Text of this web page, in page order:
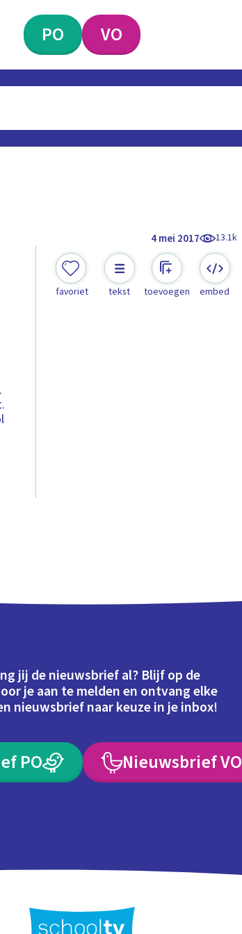
PO VO
4 mei 2017 13.1k
favoriet tekst toevoegen embed
jij de nieuwsbrief al? Blijf op de
je aan te melden en ontvang elke
nieuwsbrief naar keuze in je inbox!
PO Nieuwsbrief VO